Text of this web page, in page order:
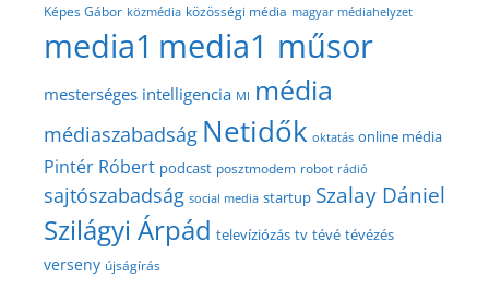
Képes Gábor közmédia közösségi média magyar médiahelyzet
media1 media1 műsor
mesterséges intelligencia MI média
médiaszabadság Netidők oktatás online média
Pintér Róbert podcast posztmodem robot rádió
sajtószabadság social media startup Szalay Dániel
Szilágyi Árpád televíziózás tv tévé tévézés
verseny újságírás